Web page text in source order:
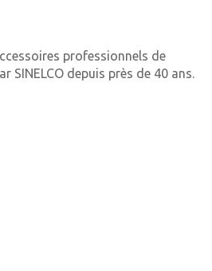
professionnels de
depuis près de 40 ans.